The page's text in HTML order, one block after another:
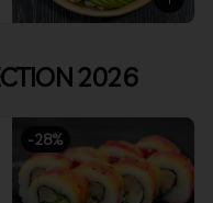
2026
-28%